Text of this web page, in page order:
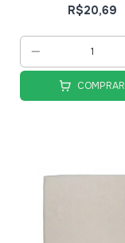
R$20,69
COMPRAR